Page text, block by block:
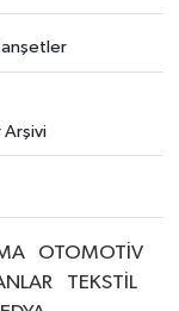
Arşivi
OTOMOTİV
TEKSTİL